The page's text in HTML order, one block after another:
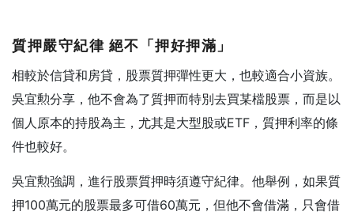
質押嚴守紀律 絕不「押好押滿」
相較於信貸和房貸，股票質押彈性更大，也較適合小資族。
吳宜勲分享，他不會為了質押而特別去買某檔股票，而是以
個人原本的持股為主，尤其是大型股或ETF，質押利率的條
件也較好。
吳宜勲強調，進行股票質押時須遵守紀律。他舉例，如果質
押100萬元的股票最多可借60萬元，但他不會借滿，只會借